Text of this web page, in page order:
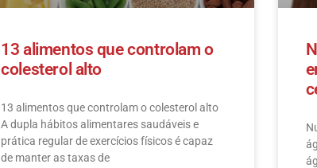
13 alimentos que controlam o
colesterol alto
13 alimentos que controlam o colesterol alto​
A dupla hábitos alimentares saudáveis e
prática regular de exercícios físicos é capaz
de manter as taxas de